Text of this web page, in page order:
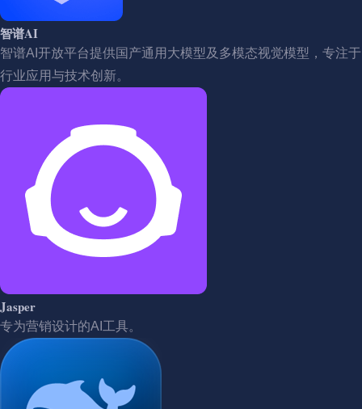
智谱AI
智谱AI开放平台提供国产通用大模型及多模态视觉模型，专注于
行业应用与技术创新。
Jasper
专为营销设计的AI工具。